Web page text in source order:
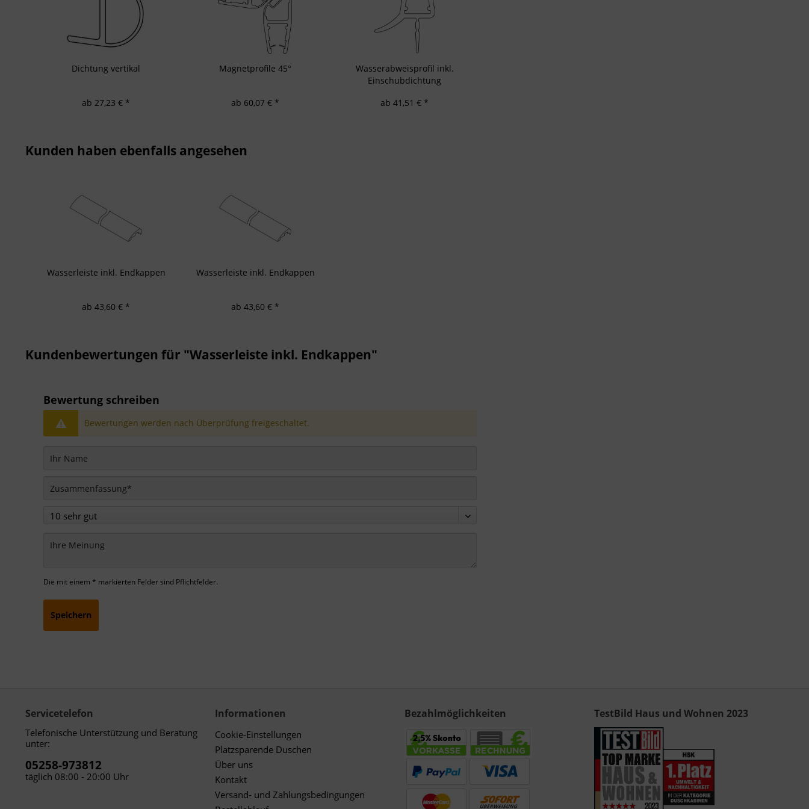
Dichtung vertikal
ab 27,23 € *
Magnetprofile 45°
ab 60,07 € *
Wasserabweisprofil inkl.
Einschubdichtung
ab 41,51 € *
Kunden haben ebenfalls angesehen
Wasserleiste inkl. Endkappen
ab 43,60 € *
Wasserleiste inkl. Endkappen
ab 43,60 € *
Kundenbewertungen für "Wasserleiste inkl. Endkappen"
Bewertung schreiben
Bewertungen werden nach Überprüfung freigeschaltet.
Die mit einem * markierten Felder sind Pflichtfelder.
Speichern
Servicetelefon
Telefonische Unterstützung und Beratung
unter:
05258-973812
täglich 08:00 - 20:00 Uhr
Informationen
Cookie-Einstellungen
Platzsparende Duschen
Über uns
Kontakt
Versand- und Zahlungsbedingungen
Bezahlmöglichkeiten TestBild Haus und Wohnen 2023
Entwicklung und Verbesserung der Angebote
Verwendung reduzierter Daten zur Auswahl von Inhalten
Besondere Features:
Verwendung genauer Standortdaten
Endgeräteeigenschaften zur Identifikation aktiv abfragen